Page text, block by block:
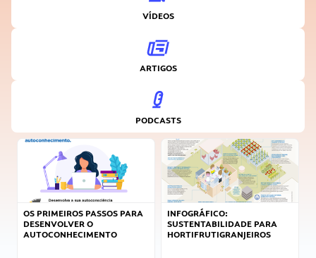
VÍDEOS
ARTIGOS
PODCASTS
OS PRIMEIROS PASSOS PARA
DESENVOLVER O
AUTOCONHECIMENTO
INFOGRÁFICO:
SUSTENTABILIDADE PARA
HORTIFRUTIGRANJEIROS